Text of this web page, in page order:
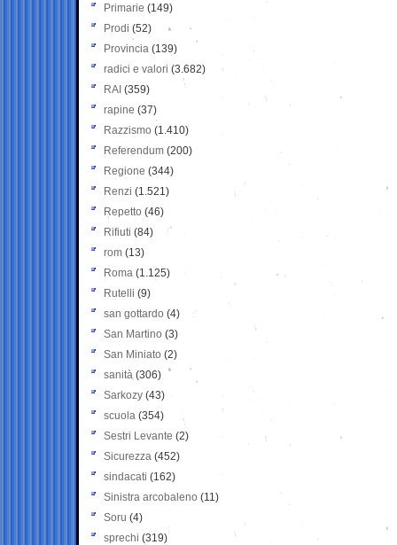
Primarie (149)
Prodi (52)
Provincia (139)
radici e valori (3.682)
RAI (359)
rapine (37)
Razzismo (1.410)
Referendum (200)
Regione (344)
Renzi (1.521)
Repetto (46)
Rifiuti (84)
rom (13)
Roma (1.125)
Rutelli (9)
san gottardo (4)
San Martino (3)
San Miniato (2)
sanità (306)
Sarkozy (43)
scuola (354)
Sestri Levante (2)
Sicurezza (452)
sindacati (162)
Sinistra arcobaleno (11)
Soru (4)
sprechi (319)